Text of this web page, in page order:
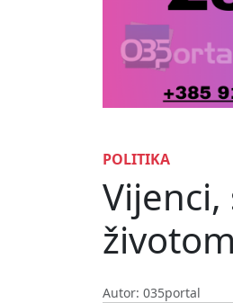
POLITIKA
životom
Autor: 035portal